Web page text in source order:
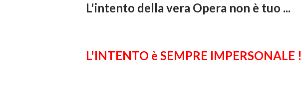
L'intento della vera Opera non è tuo ...
L'INTENTO è SEMPRE IMPERSONALE !